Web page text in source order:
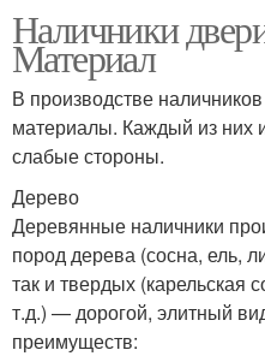
Наличники
Материал
В производстве
материалы. Каждый из них
слабые стороны.
Дерево
Деревянные наличники
пород дерева (сосна, ель,
так и твердых (карельская
т.д.) — дорогой, элитный
преимуществ: